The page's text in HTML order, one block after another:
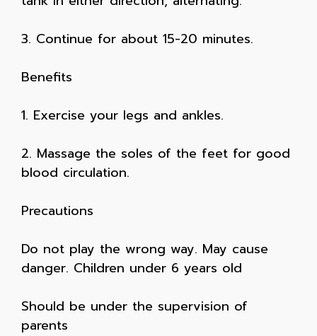
3. Continue for about 15-20 minutes.
Benefits
1. Exercise your legs and ankles.
2. Massage the soles of the feet for good
blood circulation.
Precautions
Do not play the wrong way. May cause
danger. Children under 6 years old
Should be under the supervision of
parents